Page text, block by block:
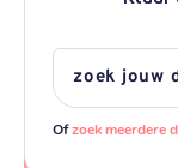
Ofzoek meerdere